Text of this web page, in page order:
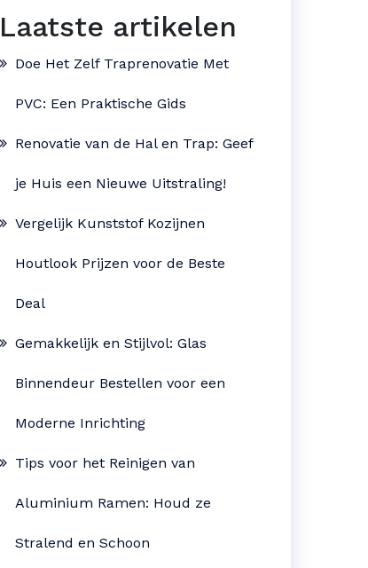
Laatste artikelen
Doe Het Zelf Traprenovatie Met
PVC: Een Praktische Gids
Renovatie van de Hal en Trap: Geef
je Huis een Nieuwe Uitstraling!
Vergelijk Kunststof Kozijnen
Houtlook Prijzen voor de Beste
Deal
Gemakkelijk en Stijlvol: Glas
Binnendeur Bestellen voor een
Moderne Inrichting
Tips voor het Reinigen van
Aluminium Ramen: Houd ze
Stralend en Schoon